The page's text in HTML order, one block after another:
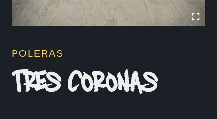
POLERAS
TRES CORONAS